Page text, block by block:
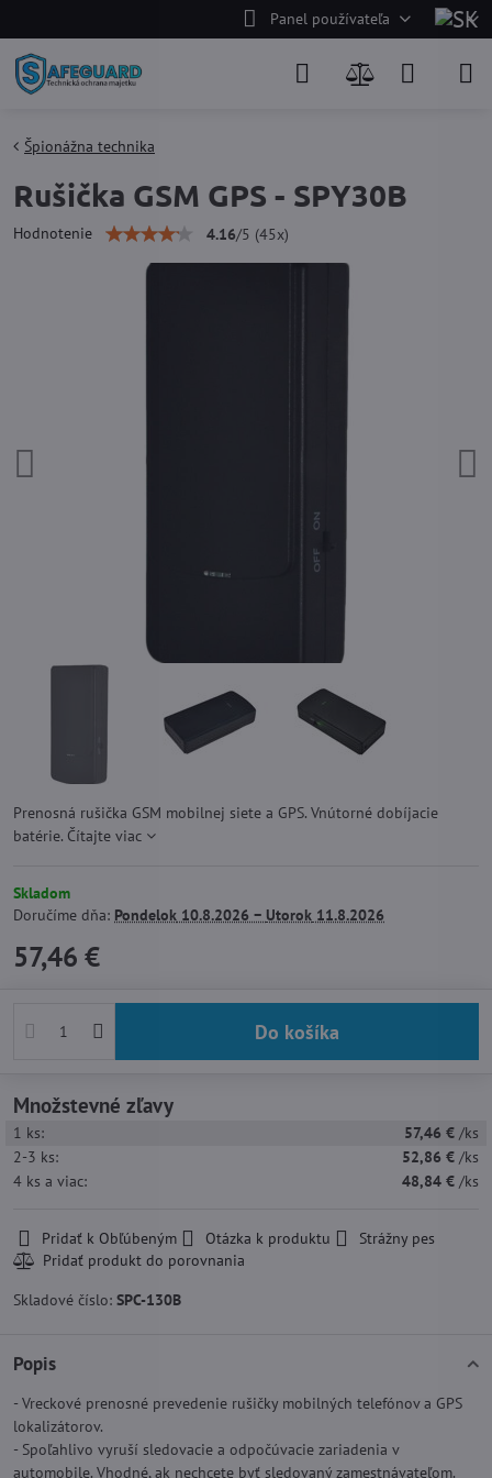
Panel používateľa
Špionážna technika
Rušička GSM GPS - SPY30B
Hodnotenie 4.16/5 (45x)
Prenosná rušička GSM mobilnej siete a GPS. Vnútorné dobíjacie
batérie. Čítajte viac
Skladom
Doručíme dňa: Pondelok 10.8.2026 − Utorok 11.8.2026
57,46 €
Do košíka
Množstevné zľavy
1 ks: 57,46 € /ks
2-3 ks: 52,86 € /ks
4 ks a viac: 48,84 € /ks
Pridať k Obľúbeným Otázka k produktu Strážny pes
Skladové číslo: SPC-130B
Popis
- Vreckové prenosné prevedenie rušičky mobilných telefónov a GPS
lokalizátorov.
- Spoľahlivo vyruší sledovacie a odpočúvacie zariadenia v
automobile. Vhodné, ak nechcete byť sledovaný zamestnávateľom.